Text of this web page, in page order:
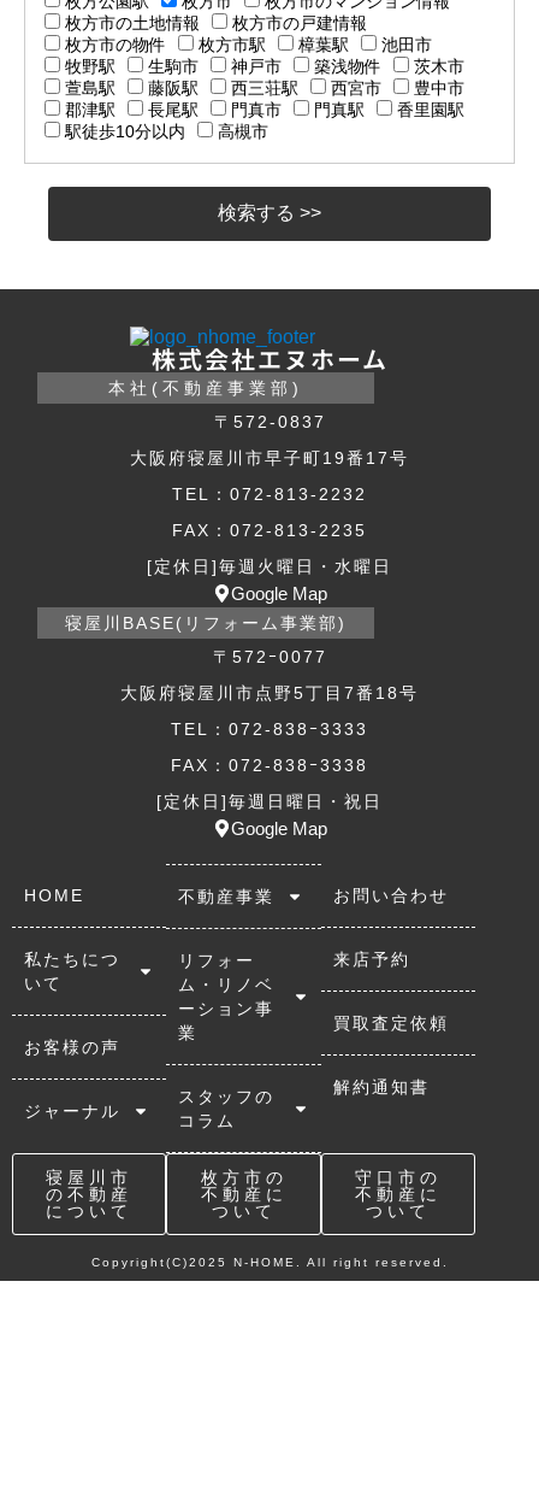
枚方市の土地情報
枚方市の戸建情報
枚方市の物件
枚方市駅 樟葉駅
池田市
牧野駅
生駒市 神戸市 築浅物件
茨木市
萱島駅
藤阪駅 西三荘駅 西宮市
豊中市
郡津駅
長尾駅 門真市 門真駅
香里園駅
駅徒歩10分以内
高槻市
株式会社エヌホーム
本社(不動産事業部)
〒572-0837
大阪府寝屋川市早子町19番17号
TEL：072-813-2232
FAX：072-813-2235
[定休日]毎週火曜日・水曜日
Google Map
寝屋川BASE(リフォーム事業部)
〒572ｰ0077
大阪府寝屋川市点野5丁目7番18号
TEL：072-838ｰ3333
FAX：072-838ｰ3338
[定休日]毎週日曜日・祝日
Google Map
HOME
私たちにつ
いて
お客様の声
ジャーナル
不動産事業
リフォー
ム・リノベ
ーション事
業
スタッフの
コラム
お問い合わせ
来店予約
買取査定依頼
解約通知書
寝屋川市
の不動産
について
枚方市の
不動産に
ついて
守口市の
不動産に
ついて
Copyright(C)2025 N-HOME. All right reserved.